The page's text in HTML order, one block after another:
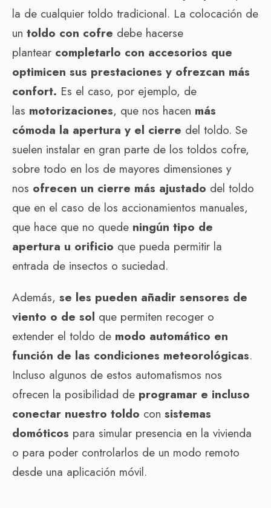
la de cualquier toldo tradicional. La colocación de
un toldo con cofre debe hacerse
plantear completarlo con accesorios que
optimicen sus prestaciones y ofrezcan más
confort. Es el caso, por ejemplo, de
las motorizaciones, que nos hacen más
cómoda la apertura y el cierre del toldo. Se
suelen instalar en gran parte de los toldos cofre,
sobre todo en los de mayores dimensiones y
nos ofrecen un cierre más ajustado del toldo
que en el caso de los accionamientos manuales,
que hace que no quede ningún tipo de
apertura u orificio que pueda permitir la
entrada de insectos o suciedad.
Además, se les pueden añadir sensores de
viento o de sol que permiten recoger o
extender el toldo de modo automático en
función de las condiciones meteorológicas.
Incluso algunos de estos automatismos nos
ofrecen la posibilidad de programar e incluso
conectar nuestro toldo con sistemas
domóticos para simular presencia en la vivienda
o para poder controlarlos de un modo remoto
desde una aplicación móvil.